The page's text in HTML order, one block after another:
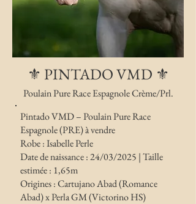
⚜️ PINTADO VMD ⚜️
Poulain Pure Race Espagnole Crème/Prl.
Pintado VMD – Poulain Pure Race
Espagnole (PRE) à vendre
Robe : Isabelle Perle
Date de naissance : 24/03/2025 | Taille
estimée : 1,65m
Origines : Cartujano Abad (Romance
Abad) x Perla GM (Victorino HS)